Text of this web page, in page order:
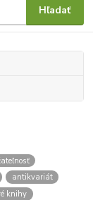
Hľadať
antikvariát
knihy